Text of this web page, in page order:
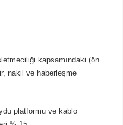
kapsamındaki (ön
nakil ve haberleşme
platformu ve kablo